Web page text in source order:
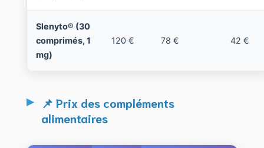
Slenyto® (30
comprimés, 1
mg)
120 € 78 € 42 €
📌 Prix des compléments
alimentaires